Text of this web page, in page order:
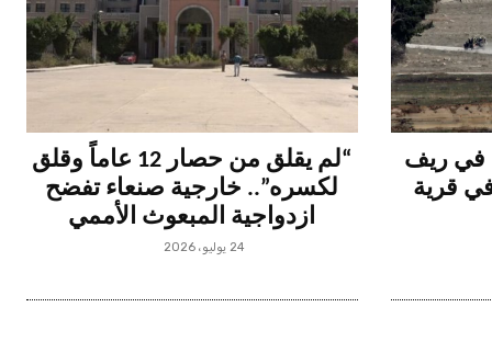
في ريف
قرية
“لم يقلق من حصار 12 عاماً وقلق
لكسره”.. خارجية صنعاء تفضح
ازدواجية المبعوث الأممي
24 يوليو، 2026